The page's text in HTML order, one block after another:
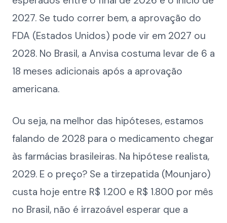
2027. Se tudo correr bem, a aprovação do
FDA (Estados Unidos) pode vir em 2027 ou
2028. No Brasil, a Anvisa costuma levar de 6 a
18 meses adicionais após a aprovação
americana.
Ou seja, na melhor das hipóteses, estamos
falando de 2028 para o medicamento chegar
às farmácias brasileiras. Na hipótese realista,
2029. E o preço? Se a tirzepatida (Mounjaro)
custa hoje entre R$ 1.200 e R$ 1.800 por mês
no Brasil, não é irrazoável esperar que a